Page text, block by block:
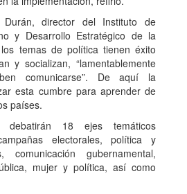
director del Instituto de
y Desarrollo Estratégico de la
temas de política tienen éxito
y socializan, “lamentablemente
comunicarse”. De aquí la
esta cumbre para aprender de
países.
debatirán 18 ejes temáticos
electorales, política y
comunicación gubernamental,
mujer y política, así como